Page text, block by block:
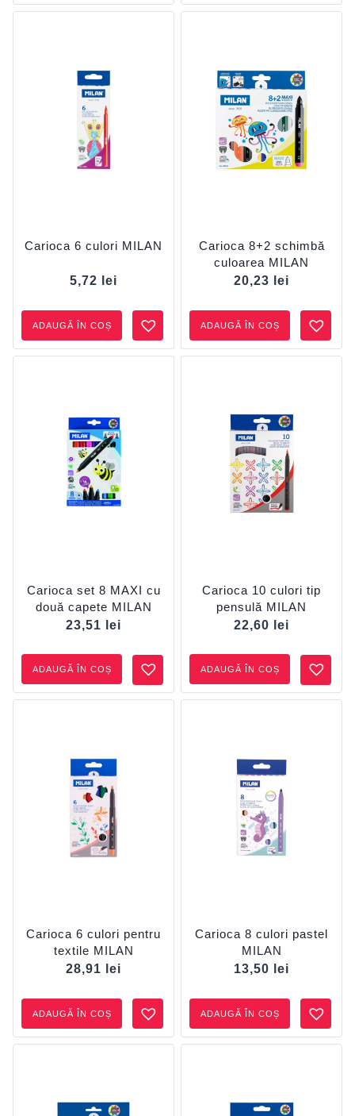
Carioca 6 culori MILAN
5,72 lei
ADAUGĂ ÎN COȘ
Carioca 8+2 schimbă
culoarea MILAN
20,23
lei
ADAUGĂ ÎN COȘ
Carioca set 8 MAXI cu
două capete MILAN
23,51
lei
ADAUGĂ ÎN COȘ
Carioca 10 culori tip
pensulă MILAN
22,60
lei
ADAUGĂ ÎN COȘ
Carioca 6 culori pentru
textile MILAN
28,91
lei
ADAUGĂ ÎN COȘ
Carioca 8 culori pastel
MILAN
13,50
lei
ADAUGĂ ÎN COȘ